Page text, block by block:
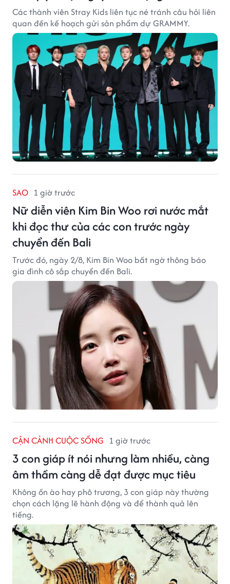
Các thành viên Stray Kids liên tục né tránh câu hỏi liên
quan đến kế hoạch gửi sản phẩm dự GRAMMY.
SAO 1 giờ trước
Nữ diễn viên Kim Bin Woo rơi nước mắt
khi đọc thư của các con trước ngày
chuyển đến Bali
Trước đó, ngày 2/8, Kim Bin Woo bất ngờ thông báo
gia đình cô sắp chuyển đến Bali.
CẬN CẢNH CUỘC SỐNG 1 giờ trước
3 con giáp ít nói nhưng làm nhiều, càng
âm thầm càng dễ đạt được mục tiêu
Không ồn ào hay phô trương, 3 con giáp này thường
chọn cách lặng lẽ hành động và để thành quả lên
tiếng.